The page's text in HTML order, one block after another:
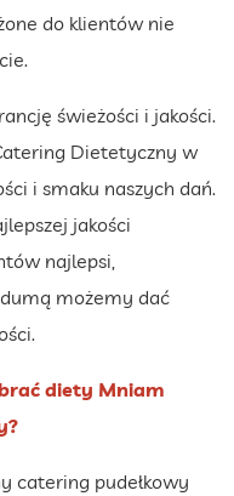
do klientów nie
świeżości i jakości.
Dietetyczny w
i smaku naszych dań.
jakości
najlepsi,
możemy dać
diety Mniam
catering pudełkowy